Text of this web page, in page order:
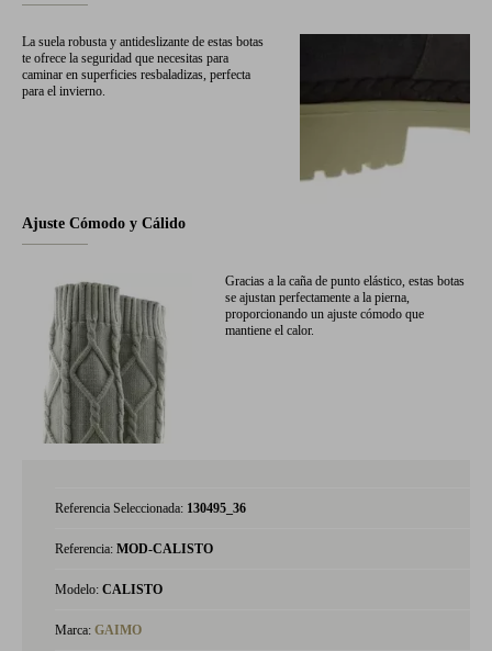
La suela robusta y antideslizante de estas botas
te ofrece la seguridad que necesitas para
caminar en superficies resbaladizas, perfecta
para el invierno.
Ajuste Cómodo y Cálido
Gracias a la caña de punto elástico, estas botas
se ajustan perfectamente a la pierna,
proporcionando un ajuste cómodo que
mantiene el calor.
Referencia Seleccionada: 130495_36
Referencia: MOD-CALISTO
Modelo: CALISTO
Marca: GAIMO